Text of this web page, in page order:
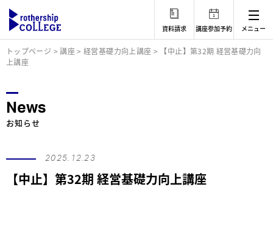
資料請求 講座参加予約 メニュー
トップページ >講座>経営基礎力向上講座 >
【中止】第32期 経営基礎力向
上講座
News
お知らせ
2025.12.23
【中止】第32期 経営基礎力向上講座